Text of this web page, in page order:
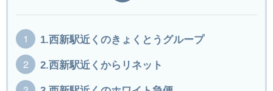
1.西新駅近くのきょくとうグループ
2.西新駅近くからリネット